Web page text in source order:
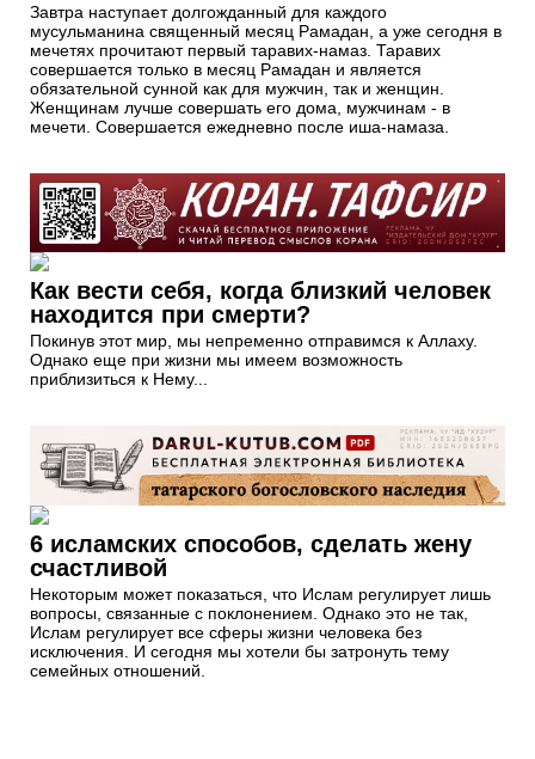
Завтра наступает долгожданный для каждого
мусульманина священный месяц Рамадан, а уже сегодня в
мечетях прочитают первый таравих-намаз. Таравих
совершается только в месяц Рамадан и является
обязательной сунной как для мужчин, так и женщин.
Женщинам лучше совершать его дома, мужчинам - в
мечети. Совершается ежедневно после иша-намаза.
Как вести себя, когда близкий человек
находится при смерти?
Покинув этот мир, мы непременно отправимся к Аллаху.
Однако еще при жизни мы имеем возможность
приблизиться к Нему...
6 исламских способов, сделать жену
счастливой
Некоторым может показаться, что Ислам регулирует лишь
вопросы, связанные с поклонением. Однако это не так,
Ислам регулирует все сферы жизни человека без
исключения. И сегодня мы хотели бы затронуть тему
семейных отношений.